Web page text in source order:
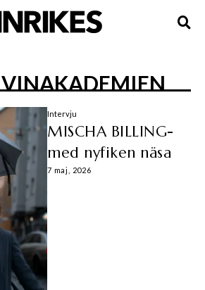
VINAKADEMIEN
Intervju
MISCHA BILLING-
med nyfiken näsa
7 maj, 2026